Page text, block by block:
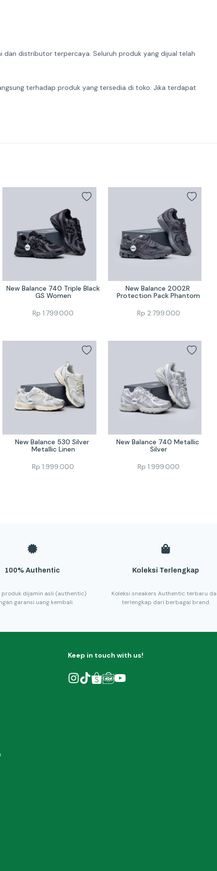
dan distributor terpercaya. Seluruh produk yang dijual telah
terhadap produk yang tersedia di toko. Jika terdapat
New Balance 740 Triple Black
GS Women
Rp1.799.000
New Balance 2002R
Protection Pack Phantom
Rp 2.799.000
New Balance 530 Silver
Metallic Linen
Rp1.999.000
New Balance 740 Metallic
Silver
Rp 1.999.000
100% Authentic
produk dijamin asli (authentic)
garansi uang kembali.
Koleksi Terlengkap
Koleksi sneakers Authentic terbaru
terlengkap dari berbagai brand.
Keep in touch with us!